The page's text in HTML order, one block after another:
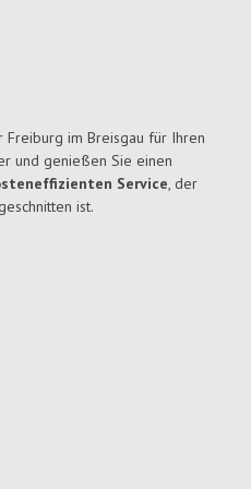
Freiburg im Breisgau für Ihren
und genießen Sie einen
Service, der
ist.